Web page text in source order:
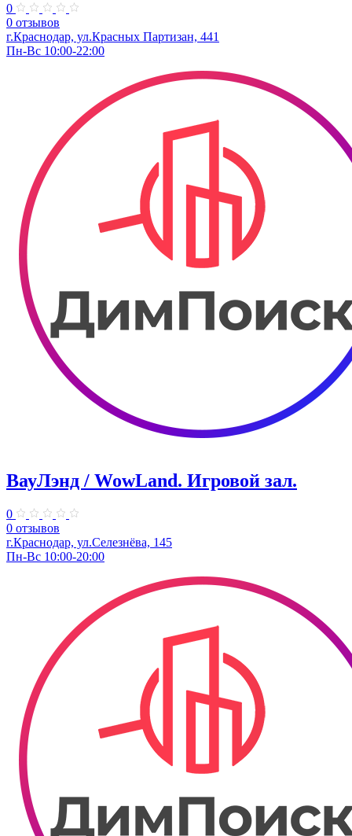
0
0 отзывов
г.Краснодар, ул.Красных Партизан, 441
Пн-Вс 10:00-22:00
ВауЛэнд / WowLand. ​Игровой зал.
0
0 отзывов
г.Краснодар, ул.Селезнёва, 145
Пн-Вс 10:00-20:00